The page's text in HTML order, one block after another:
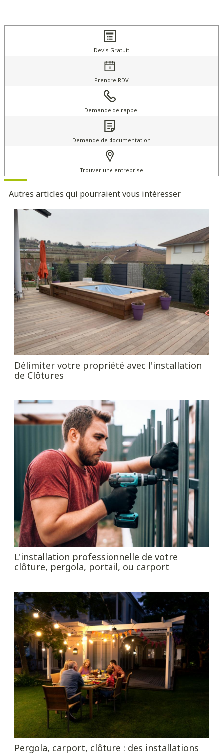
Devis Gratuit
Prendre RDV
Demande de rappel
Demande de documentation
Trouver une entreprise
Autres articles qui pourraient vous intéresser
Délimiter votre propriété avec l'installation
de Clôtures
L'installation professionnelle de votre
clôture, pergola, portail, ou carport
Pergola, carport, clôture : des installations